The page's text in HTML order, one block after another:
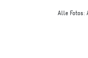
Alle Fotos: